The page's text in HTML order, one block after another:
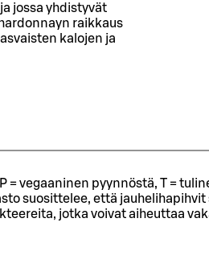
jossa yhdistyvät
raikkaus
kalojen ja
= vegaaninen pyynnöstä, T =
suosittelee, että jauhelihapihvit
jotka voivat aiheuttaa